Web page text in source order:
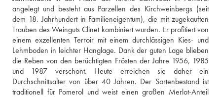
angelegt und besteht aus Parzellen des Kirchweinbergs (seit
dem 18. Jahrhundert in Familieneigentum), die mit zugekauften
Trauben des Weinguts Clinet kombiniert wurden. Er profitiert von
einem exzellenten Terroir mit einem durchlässigen Kies- und
Lehmboden in leichter Hanglage. Dank der guten Lage blieben
die Reben von den berüchtigten Frösten der Jahre 1956, 1985
und 1987 verschont. Heute erreichen sie daher ein
Durchschnittsalter von über 40 Jahren. Der Sortenbestand ist
traditionell für Pomerol und weist einen großen Merlot-Anteil